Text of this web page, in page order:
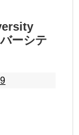
ーシテ